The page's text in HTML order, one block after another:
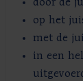
door de
op het
met de
in een